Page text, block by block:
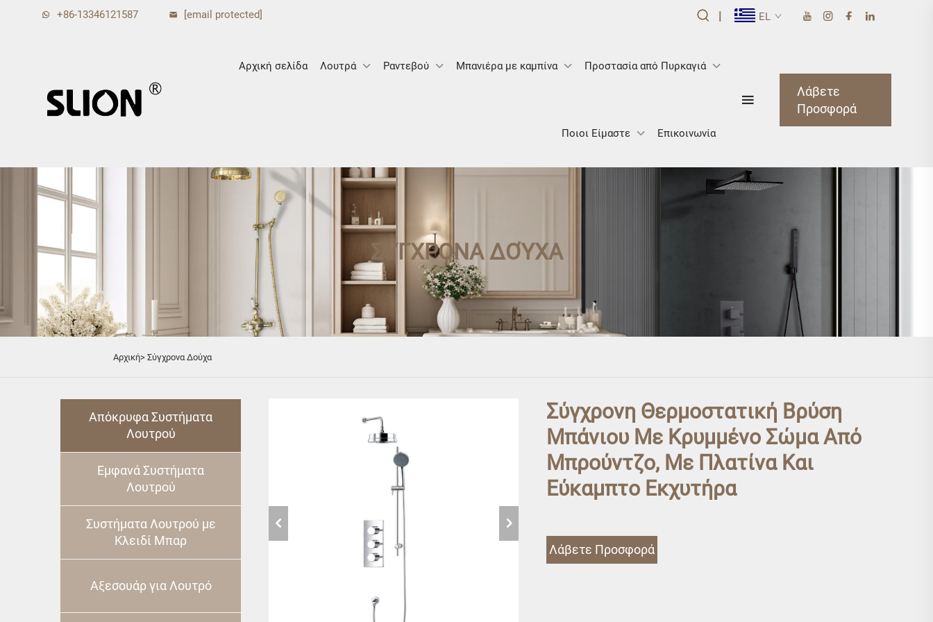
+86-13346121587 [email protected] | EL
Αρχική σελίδα Λουτρά Ραντεβού Μπανιέρα με καμπίνα Προστασία από Πυρκαγιά
Ποιοι Είμαστε Επικοινωνία
Λάβετε
Προσφορά
ΣΎΓΧΡΟΝΑ ΔΟΎΧΑ
Αρχική> Σύγχρονα Δούχα
Απόκρυφα Συστήματα
Λουτρού
Εμφανά Συστήματα
Λουτρού
Συστήματα Λουτρού με
Κλειδί Μπαρ
Αξεσουάρ για Λουτρό
Σύγχρονη Θερμοστατική Βρύση
Μπάνιου Με Κρυμμένο Σώμα Από
Μπρούντζο, Με Πλατίνα Και
Εύκαμπτο Εκχυτήρα
Λάβετε Προσφορά